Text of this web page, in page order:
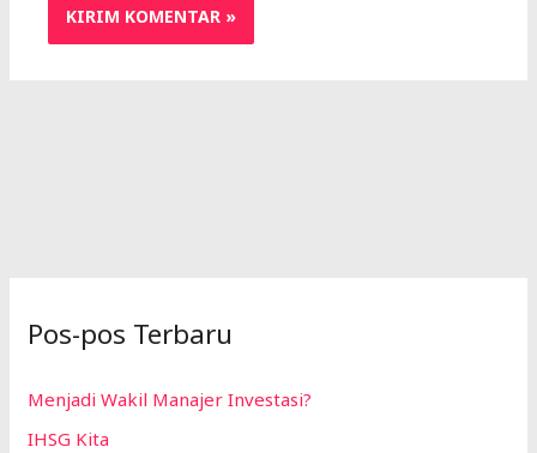
Pos-pos Terbaru
Menjadi Wakil Manajer Investasi?
IHSG Kita